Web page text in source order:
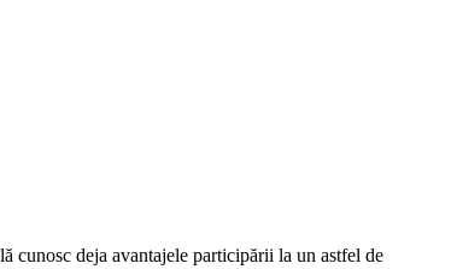
cunosc deja avantajele participării la un astfel de